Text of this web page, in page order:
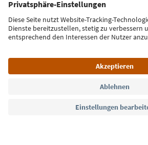
Jetzt anmelden